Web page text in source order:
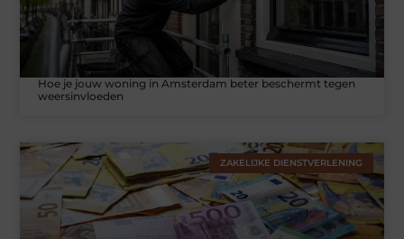
Hoe je jouw woning in Amsterdam beter beschermt tegen
weersinvloeden
ZAKELIJKE DIENSTVERLENING